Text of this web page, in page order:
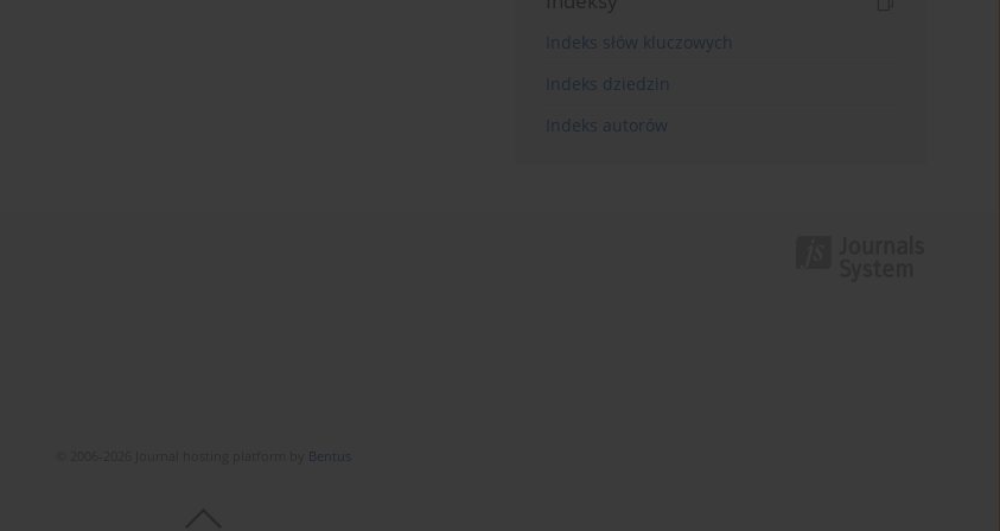
Indeks słów kluczowych
Indeks dziedzin
Indeks autorów
Bentus